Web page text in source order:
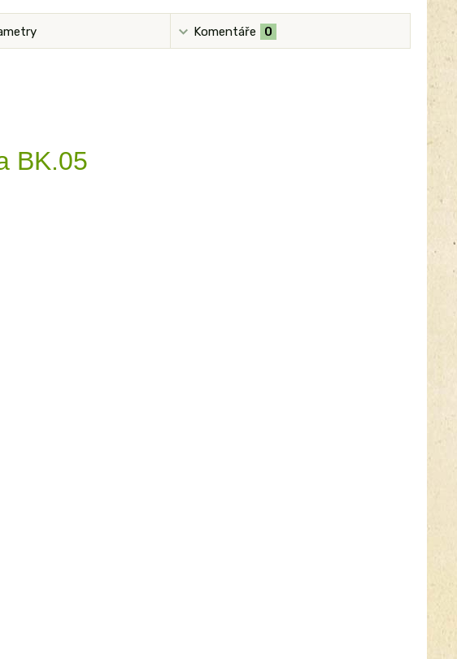
Komentáře 0
BK.05